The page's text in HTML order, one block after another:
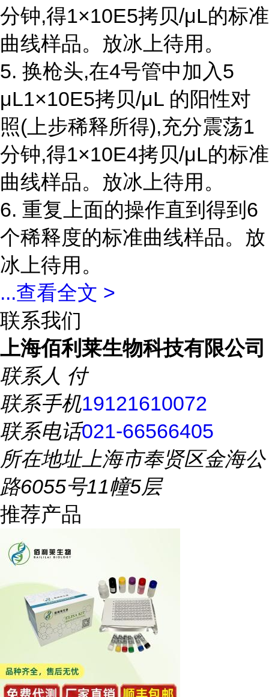
分钟,得1×10E5拷贝/μL的标准
曲线样品。放冰上待用。
5. 换枪头,在4号管中加入5
μL1×10E5拷贝/μL 的阳性对
照(上步稀释所得),充分震荡1
分钟,得1×10E4拷贝/μL的标准
曲线样品。放冰上待用。
6. 重复上面的操作直到得到6
个稀释度的标准曲线样品。放
冰上待用。
...查看全文 >
联系我们
上海佰利莱生物科技有限公司
联系人 付
联系手机19121610072
联系电话021-66566405
所在地址上海市奉贤区金海公
路6055号11幢5层
推荐产品